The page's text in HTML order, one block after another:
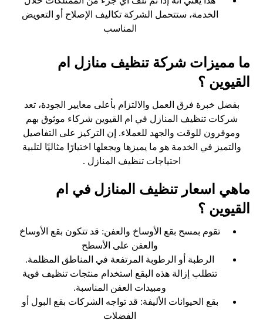
الخدمة، ستتحمل الشركة تكاليف الإصلاح أو التعويض
المناسب
ما مميزات شركة تنظيف منازل ام
القيوين ؟
بفضل خبرة فرق العمل والالتزام بأعلى معايير الجودة، تعد
شركات تنظيف المنازل في ام القيوين شركاء موثوق بهم
وموفرون للوقت والجهد للعملاء. إن التركيز على التفاصيل
والتميز في الخدمة هو ما يميزها ويجعلها اختيارًا مثاليًا لتلبية
احتياجات تنظيف المنازل .
ماهي اسعار تنظيف المنازل في ام
القيوين ؟
تقوم بمسح بقع الأوساخ والعفن: قد تتكون بقع الأوساخ
والعفن على الأسطح
الرطبة أو الرطوبة المرتفعة في المناطق المظلمة.
تتطلب إزالة هذه البقع استخدام منتجات تنظيف قوية
ومبيدات العفن المناسبة.
بقع الحيوانات الأليفة: قد تواجه الشركات بقع البول أو
الفضلات